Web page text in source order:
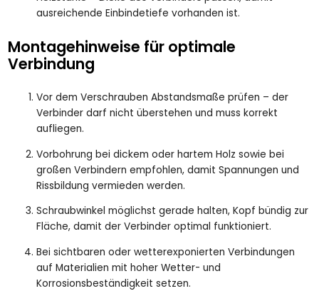
ausreichende Einbindetiefe vorhanden ist.
Montagehinweise für optimale
Verbindung
Vor dem Verschrauben Abstandsmaße prüfen – der
Verbinder darf nicht überstehen und muss korrekt
aufliegen.
Vorbohrung bei dickem oder hartem Holz sowie bei
großen Verbindern empfohlen, damit Spannungen und
Rissbildung vermieden werden.
Schraubwinkel möglichst gerade halten, Kopf bündig zur
Fläche, damit der Verbinder optimal funktioniert.
Bei sichtbaren oder wetterexponierten Verbindungen
auf Materialien mit hoher Wetter- und
Korrosionsbeständigkeit setzen.